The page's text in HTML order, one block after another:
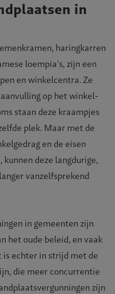
in
haringkarren
loempia's, zijn een
en winkelcentra. Ze
op het winkel-
staan deze kraampjes
plek. Maar met de
en de eisen
deze langdurige,
vanzelfsprekend
in gemeenten zijn
het oude beleid, en vaak
echter in strijd met de
die meer concurrentie
zijn